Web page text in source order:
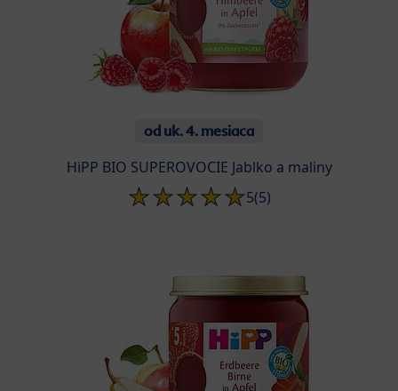
od uk. 4. mesiaca
HiPP BIO SUPEROVOCIE Jablko a maliny
5(5)